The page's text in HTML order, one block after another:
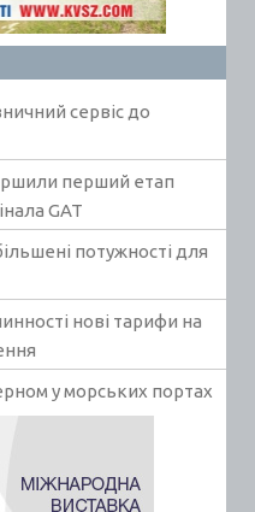
сервіс до
перший етап
GAT
потужності для
нові тарифи на
у морських портах